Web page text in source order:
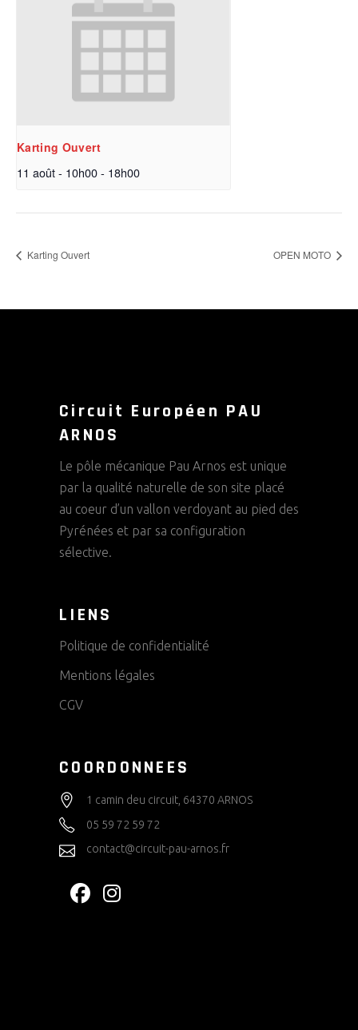
Karting Ouvert
11 août - 10h00- 18h00
Karting Ouvert OPEN MOTO
Circuit Européen PAU
ARNOS
Le pôle mécanique Pau Arnos est unique
par la qualité naturelle de son site placé
au coeur d’un vallon verdoyant au pied des
Pyrénées et par sa configuration
sélective.
LIENS
Politique de confidentialité
Mentions légales
CGV
COORDONNEES
1 camin deu circuit, 64370 ARNOS
05 59 72 59 72
contact@circuit-pau-arnos.fr